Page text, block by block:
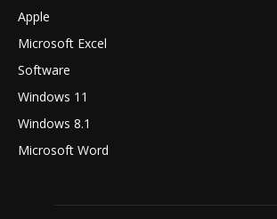
Apple
Microsoft Excel
Software
Windows 11
Windows 8.1
Microsoft Word